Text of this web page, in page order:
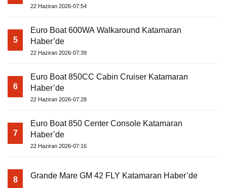
22 Haziran 2026-07:54
5
Euro Boat 600WA Walkaround Katamaran
Haber’de
22 Haziran 2026-07:39
6
Euro Boat 850CC Cabin Cruiser Katamaran
Haber’de
22 Haziran 2026-07:28
7
Euro Boat 850 Center Console Katamaran
Haber’de
22 Haziran 2026-07:16
8 Grande Mare GM 42 FLY Katamaran Haber’de